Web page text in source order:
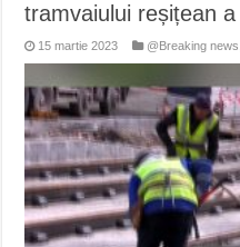
tramvaiului reșițean
15 martie 2023 @Breaking news